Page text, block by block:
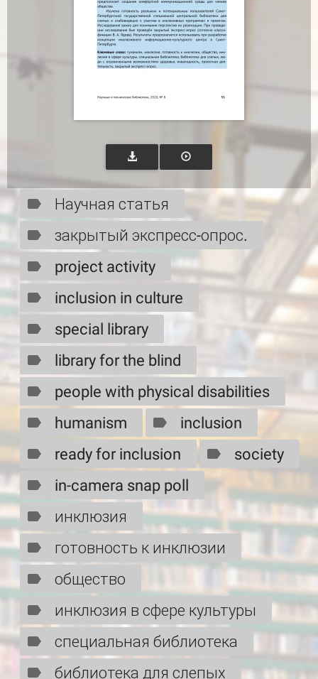
Научная статья
закрытый экспресс-опрос.
project activity
inclusion in culture
special library
library for the blind
people with physical disabilities
humanism
inclusion
ready for inclusion
society
in-camera snap poll
инклюзия
готовность к инклюзии
общество
инклюзия в сфере культуры
специальная библиотека
библиотека для слепых